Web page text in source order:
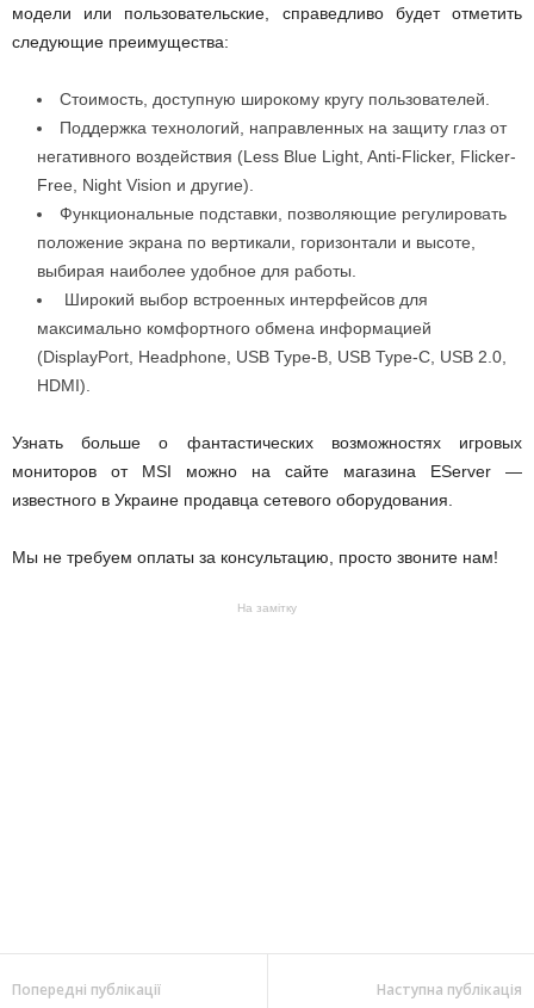
модели или пользовательские, справедливо будет отметить
следующие преимущества:
Стоимость, доступную широкому кругу пользователей.
Поддержка технологий, направленных на защиту глаз от
негативного воздействия (Less Blue Light, Anti-Flicker, Flicker-
Free, Night Vision и другие).
Функциональные подставки, позволяющие регулировать
положение экрана по вертикали, горизонтали и высоте,
выбирая наиболее удобное для работы.
Широкий выбор встроенных интерфейсов для
максимально комфортного обмена информацией
(DisplayPort, Headphone, USB Type-B, USB Type-C, USB 2.0,
HDMI).
Узнать больше о фантастических возможностях игровых
мониторов от MSI можно на сайте магазина EServer —
известного в Украине продавца сетевого оборудования.
Мы не требуем оплаты за консультацию, просто звоните нам!
На замітку
Попередні публікації Наступна публікація